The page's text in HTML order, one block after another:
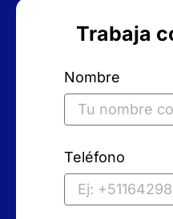
Trabaja
Nombre
Teléfono